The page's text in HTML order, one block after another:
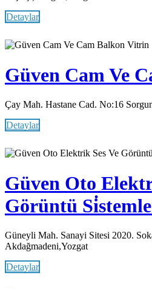
Detaylar
Vitrin
Güven Cam Ve
Çay Mah. Hastane Cad. No:16
Detaylar
Güven Oto
Görüntü
Güneyli Mah. Sanayi Sitesi 2020.
Akdağmadeni,Yozgat
Detaylar